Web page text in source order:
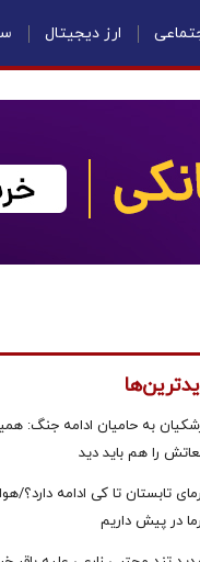
ارز دیجیتال
به حامیان ادامه جنگ:
را هم باید دید
در پیش داریم